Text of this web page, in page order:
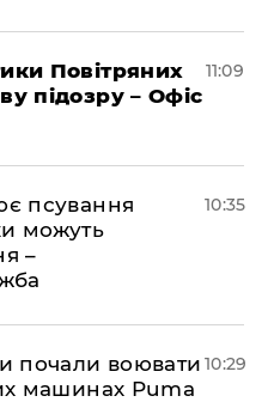
Повітряних
підозру – Офіс
11:09
псування
можуть
–
10:35
почали воювати
машинах Puma
10:29